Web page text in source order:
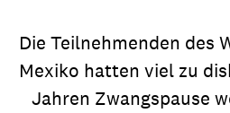
Die Teilnehmenden des
Mexiko hatten viel zu
Jahren Zwangspause